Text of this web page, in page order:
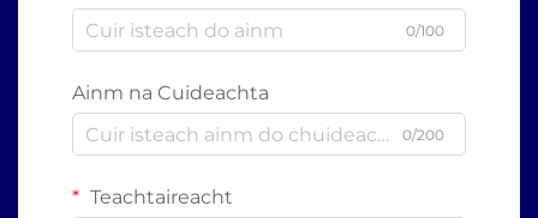
0/100
Ainm na Cuideachta
0/200
Teachtaireacht